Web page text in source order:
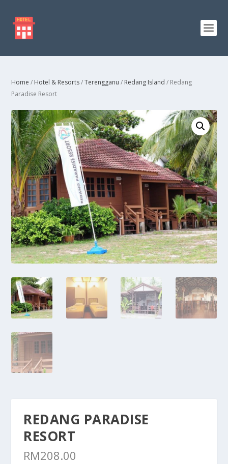
Home / Hotel & Resorts/Terengganu / Redang Island / Redang
Paradise Resort
REDANG PARADISE
RESORT
RM208.00